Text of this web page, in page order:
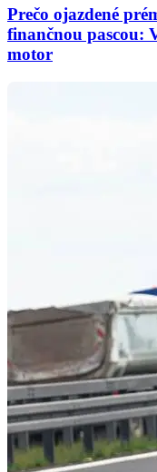
Prečo ojazdené
finančnou pascou:
motor